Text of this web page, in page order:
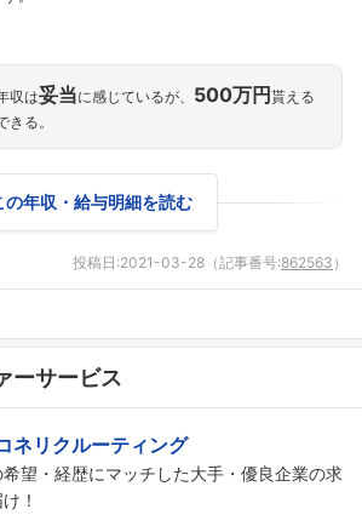
フォローしました
の企業もフォローしませんか？
収は妥当に感じているが、 500万円 貰える
きる。
の年収・給与明細を読む
投稿日:2021-03-28 （記事番号:862563 ）
ーサービス
ネリクルーティング
希望・経歴にマッチした大手・優良企業の求
！